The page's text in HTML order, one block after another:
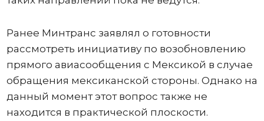
Ранее Минтранс заявлял о готовности
рассмотреть инициативу по возобновлению
прямого авиасообщения с Мексикой в случае
обращения мексиканской стороны. Однако на
данный момент этот вопрос также не
находится в практической плоскости.